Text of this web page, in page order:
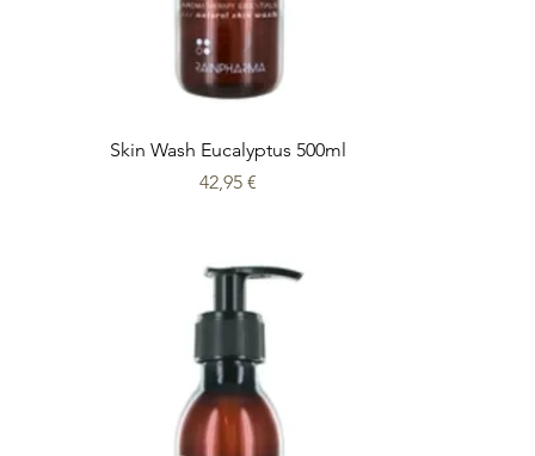
Skin Wash Eucalyptus 500ml
Prix
42,95 €